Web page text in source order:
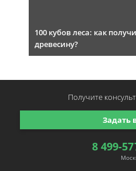
100 кубов леса: как
древесину?
8 499-
Задать
Получите